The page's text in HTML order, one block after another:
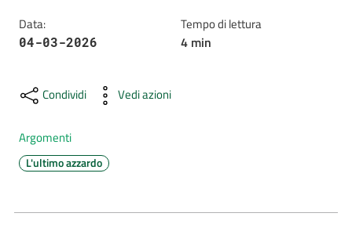
Carta
Servizi
a...
e
Data:
04-03-2026
Tempo di lettura
4 min
Condividi Vedi azioni
Argomenti
L'ultimo azzardo